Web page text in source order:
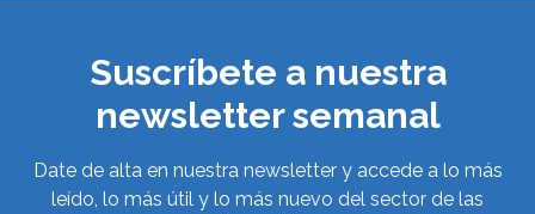
Suscríbete a nuestra
newsletter semanal
Date de alta en nuestra newsletter y accede a lo más
leído, lo más útil y lo más nuevo del sector de las